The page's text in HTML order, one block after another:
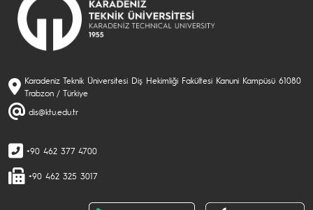
Karadeniz Teknik Üniversitesi Diş Hekimliği Fakültesi Kanuni Kampüsü 61080
Trabzon / Türkiye
dis@ktu.edu.tr
+90 462 377 4700
+90 462 325 3017